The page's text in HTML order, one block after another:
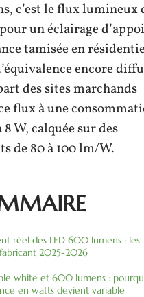
c’est le flux lumineux
un éclairage
tamisée en
encore
des sites marchands
flux à une
8 W, calquée sur des
de 80 à 100 lm/W.
réel des LED 600 lumens : les
2025-2026
white et 600 lumens :
en watts devient variable